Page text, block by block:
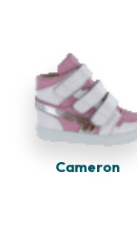
Cameron